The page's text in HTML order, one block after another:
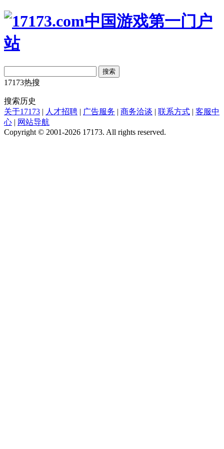
搜索
17173热搜
搜索历史
关于17173 | 人才招聘 | 广告服务 | 商务洽谈 | 联系方式 | 客服中
心 | 网站导航
Copyright © 2001-2026 17173. All rights reserved.